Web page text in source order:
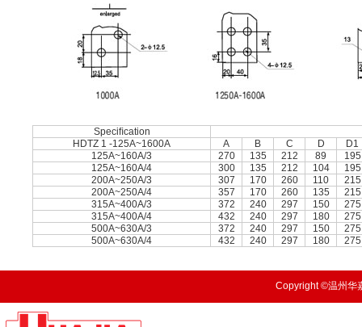
Speciﬁcation
HDTZ 1 -125A~1600A
A B C D
D1
125A~160A/3
270 135 212 89
195
125A~160A/4
300 135 212 104
195
200A~250A/3
307 170 260 110
215
200A~250A/4
357 170 260 135
215
315A~400A/3
372 240 297 150
275
315A~400A/4
432 240 297 180
275
500A~630A/3
372 240 297 150
275
500A~630A/4
432 240 297 180 275
Copyright ©温州华